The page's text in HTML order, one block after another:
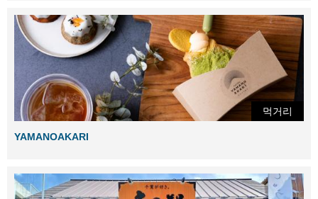
먹거리
YAMANOAKARI